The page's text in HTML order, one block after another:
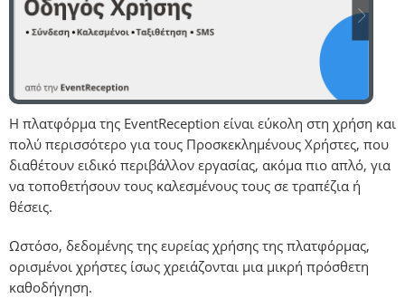
Η πλατφόρμα της EventReception είναι εύκολη στη χρήση και
πολύ περισσότερο για τους Προσκεκλημένους Χρήστες, που
διαθέτουν ειδικό περιβάλλον εργασίας, ακόμα πιο απλό, για
να τοποθετήσουν τους καλεσμένους τους σε τραπέζια ή
θέσεις.
Ωστόσο, δεδομένης της ευρείας χρήσης της πλατφόρμας,
ορισμένοι χρήστες ίσως χρειάζονται μια μικρή πρόσθετη
καθοδήγηση.